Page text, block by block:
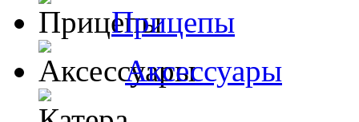
Прицепы
Аксессуары